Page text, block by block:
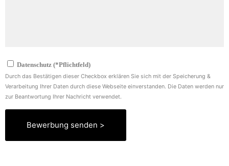
Datenschutz (*Pflichtfeld)
Durch das Bestätigen dieser Checkbox erklären Sie sich mit der Speicherung &
Verarbeitung Ihrer Daten durch diese Webseite einverstanden. Die Daten werden nur
zur Beantwortung Ihrer Nachricht verwendet.